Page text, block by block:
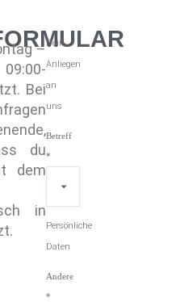
–
Bei
du
dem
in
Dein
Anliegen
an
uns
Betreff
*
Persönliche
Daten
Andere
*